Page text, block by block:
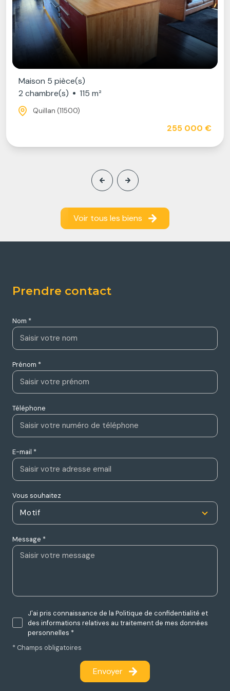
Maison 5 pièce(s)
2 chambre(s)
115 m²
Quillan (11500)
255 000 €
Voir tous les biens
Prendre contact
Nom *
Prénom *
Téléphone
E-mail *
Vous souhaitez
Motif
Message *
J'ai pris connaissance de la Politique de confidentialité et
des informations relatives au traitement de mes données
personnelles *
* Champs obligatoires
Envoyer